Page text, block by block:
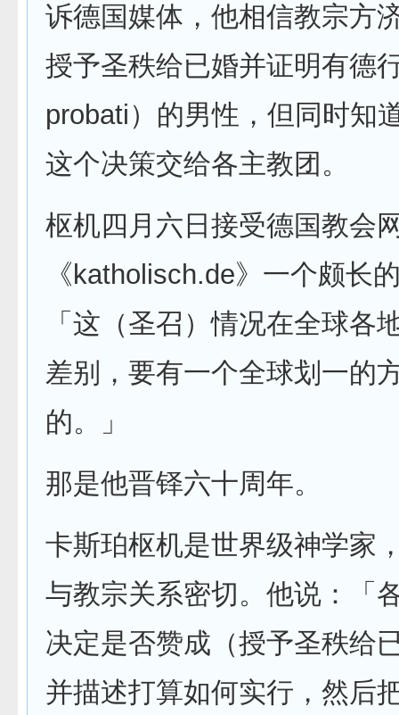
诉德国媒体，他相信教宗方
授予圣秩给已婚并证明有德
probati）的男性，但同时知
这个决策交给各主教团。
枢机四月六日接受德国教会
《katholisch.de》一个颇长
「这（圣召）情况在全球各
差别，要有一个全球划一的
的。」
那是他晋铎六十周年。
卡斯珀枢机是世界级神学家
与教宗关系密切。他说：「
决定是否赞成（授予圣秩给
并描述打算如何实行，然后